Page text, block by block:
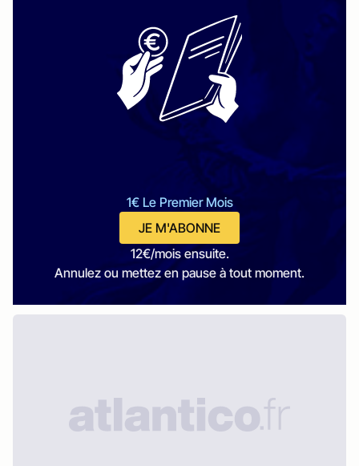
1€ Le Premier Mois
JE M'ABONNE
12€/mois ensuite.
Annulez ou mettez en pause à tout moment.